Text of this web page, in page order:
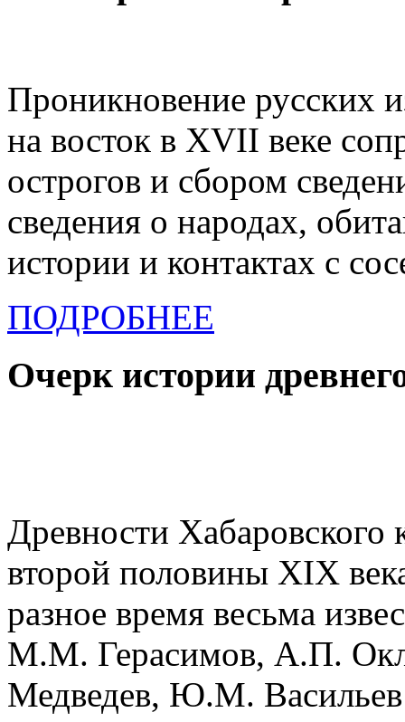
Проникновение русских
на восток в XVII веке
острогов и сбором
сведения о народах,
истории и контактах с
ПОДРОБНЕЕ
Очерк истории
Древности Хабаровского
второй половины XIX
разное время весьма
М.М. Герасимов, А.П.
Медведев, Ю.М. Васильев